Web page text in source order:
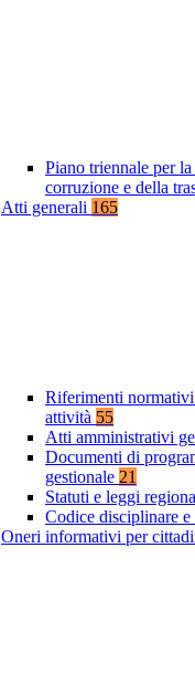
Piano triennale per
corruzione e della
Atti generali 165
Riferimenti
attività 55
Atti amministrativi
Documenti di
gestionale 21
Statuti e leggi
Codice disciplinare
Oneri informativi per